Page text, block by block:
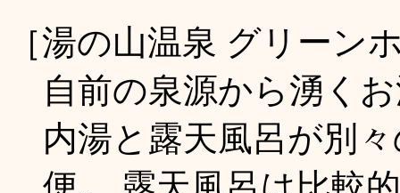
［湯の山温泉 グリーン
自前の泉源から湧く
内湯と露天風呂が別